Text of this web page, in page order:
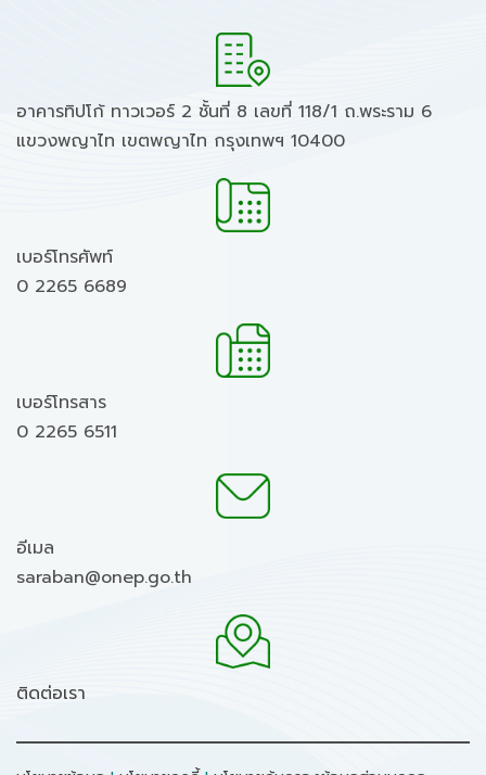
อาคารทิปโก้ ทาวเวอร์ 2 ชั้นที่ 8 เลขที่ 118/1 ถ.พระราม 6
แขวงพญาไท เขตพญาไท กรุงเทพฯ 10400
เบอร์โทรศัพท์
0 2265 6689
เบอร์โทรสาร
0 2265 6511
อีเมล
saraban@onep.go.th
ติดต่อเรา